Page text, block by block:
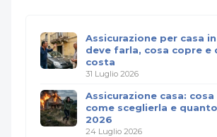
Assicurazione per casa
deve farla, cosa copre e
costa
31 Luglio 2026
Assicurazione casa: cosa
come sceglierla e
2026
24 Luglio 2026